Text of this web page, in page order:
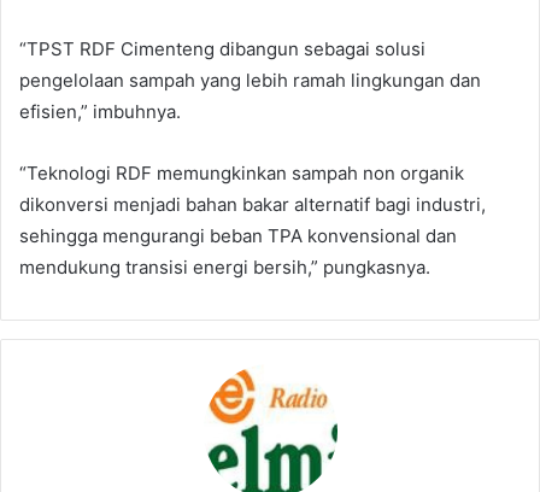
“TPST RDF Cimenteng dibangun sebagai solusi
pengelolaan sampah yang lebih ramah lingkungan dan
efisien,” imbuhnya.
“Teknologi RDF memungkinkan sampah non organik
dikonversi menjadi bahan bakar alternatif bagi industri,
sehingga mengurangi beban TPA konvensional dan
mendukung transisi energi bersih,” pungkasnya.